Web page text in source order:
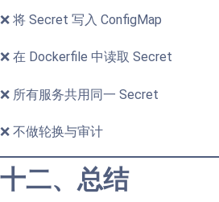
❌ 将 Secret 写入 ConfigMap
❌ 在 Dockerfile 中读取 Secret
❌ 所有服务共用同一 Secret
❌ 不做轮换与审计
十二、总结